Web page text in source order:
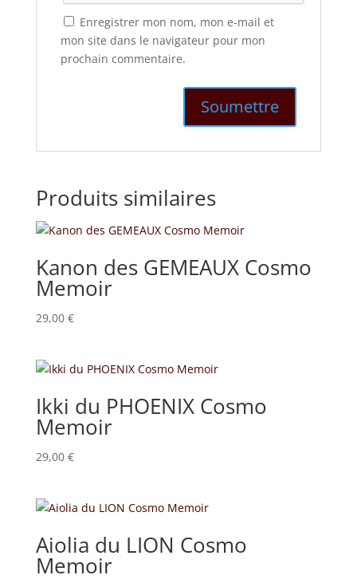
Enregistrer mon nom, mon e-mail et
mon site dans le navigateur pour mon
prochain commentaire.
Produits similaires
Kanon des GEMEAUX Cosmo
Memoir
29,00 €
Ikki du PHOENIX Cosmo
Memoir
29,00 €
Aiolia du LION Cosmo
Memoir